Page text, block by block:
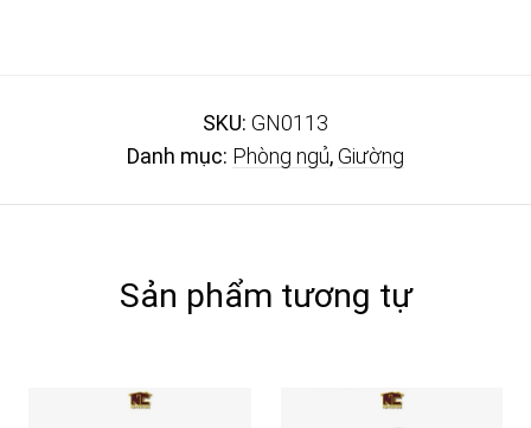
SKU: GN0113
Danh mục: Phòng ngủ,Giường
Sản phẩm tương tự